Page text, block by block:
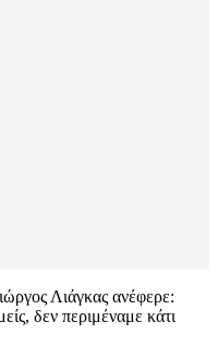
Λιάγκας ανέφερε:
δεν περιμέναμε κάτι